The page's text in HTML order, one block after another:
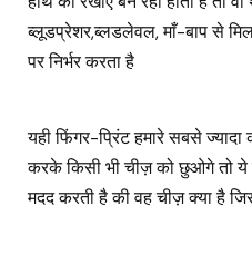
ब्लूडप्रेशर,ब्लडलेवल, माँ-बाप से
पर निर्भर करता है
यही फिंगर-प्रिंट हमारे सबसे
करके किसी भी चीज़ को छुओगे तो
मदद करती है की वह चीज़ क्या है